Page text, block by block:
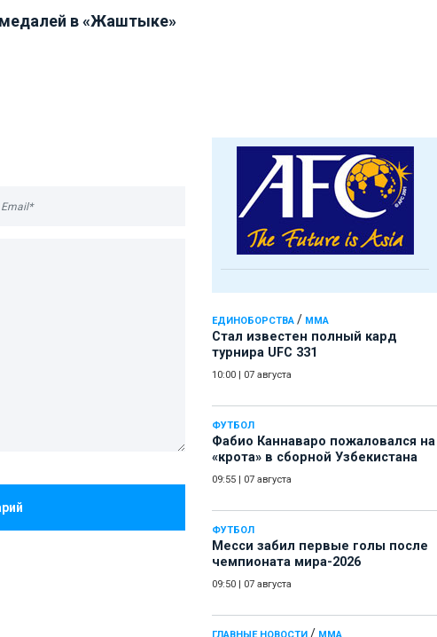
ЕДИНОБОРСТВА / ММА
Стал известен полный кард
турнира UFC 331
10:00 07 августа
ФУТБОЛ
Фабио Каннаваро пожаловался на
«крота» в сборной Узбекистана
09:55 07 августа
ФУТБОЛ
Месси забил первые голы после
чемпионата мира-2026
09:50 07 августа
/
в «Жаштыке»